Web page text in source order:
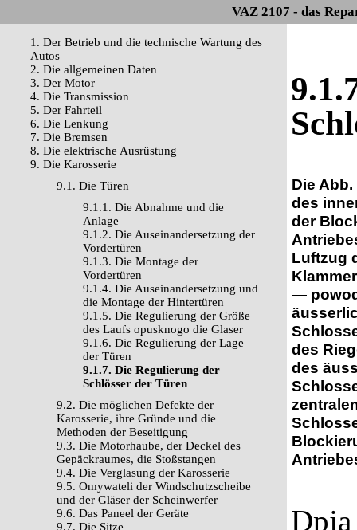
VAZ 2107 - das
1. Der Betrieb und die technische Wartung des
Autos
2. Die allgemeinen Daten
3. Der Motor
4. Die Transmission
5. Der Fahrteil
6. Die Lenkung
7. Die Bremsen
8. Die elektrische Ausrüstung
9. Die Karosserie
9.1. Die Türen
9.1.1. Die Abnahme und die
Anlage
9.1.2. Die Auseinandersetzung der
Vordertüren
9.1.3. Die Montage der
Vordertüren
9.1.4. Die Auseinandersetzung und
die Montage der Hintertüren
9.1.5. Die Regulierung der Größe
des Laufs opusknogo die Glaser
9.1.6. Die Regulierung der Lage
der Türen
9.1.7. Die Regulierung der
Schlösser der Türen
9.2. Die möglichen Defekte der
Karosserie, ihre Gründe und die
Methoden der Beseitigung
9.3. Die Motorhaube, der Deckel des
Gepäckraumes, die Stoßstangen
9.4. Die Verglasung der Karosserie
9.5. Omywateli der Windschutzscheibe
und der Gläser der Scheinwerfer
9.6. Das Paneel der Geräte
9.7. Die Sitze
Die
des
der
Luftzug
—
des
des